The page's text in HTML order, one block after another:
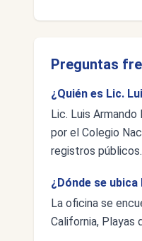
Preguntas
¿Quién es Lic.
Lic. Luis
por el Colegio
registros públicos.
¿Dónde se
La oficina se
California, Playas